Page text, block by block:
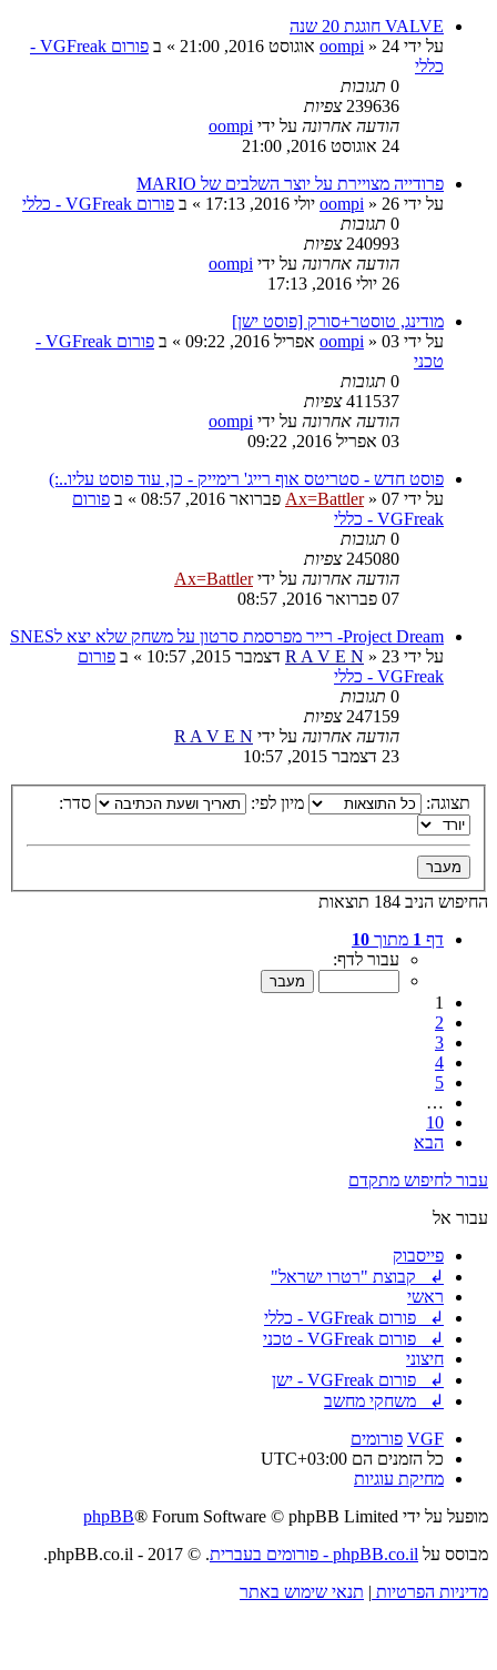
VALVE חוגגת 20 שנה
על ידי
oompi » 24 אוגוסט 2016, 21:00 » ב
פורום VGFreak -
כללי
0 תגובות
239636 צפיות
הודעה אחרונה על ידי oompi
24 אוגוסט 2016, 21:00
פרודייה מצויירת על יוצר השלבים של MARIO
על ידי
oompi » 26 יולי 2016, 17:13 » ב פורום VGFreak - כללי
0 תגובות
240993 צפיות
הודעה אחרונה על ידי oompi
26 יולי 2016, 17:13
מודינג, טוסטר+סורק [פוסט ישן]
על ידי
oompi » 03 אפריל 2016, 09:22 » ב
פורום VGFreak -
טכני
0 תגובות
411537 צפיות
הודעה אחרונה על ידי oompi
03 אפריל 2016, 09:22
פוסט חדש - סטריטס אוף רייג' רימייק - כן, עוד פוסט עליו..:)
על ידי
Ax=Battler» 07 פברואר 2016, 08:57 » ב פורום
VGFreak - כללי
0 תגובות
245080 צפיות
הודעה אחרונה על ידיAx=Battler
07 פברואר 2016, 08:57
Project Dream- רייר מפרסמת סרטון על משחק שלא יצא לSNES
על ידי
R A V E N » 23 דצמבר 2015, 10:57 » ב פורום
VGFreak - כללי
0 תגובות
247159 צפיות
הודעה אחרונה על ידי R A V E N
23 דצמבר 2015, 10:57
תצוגה: מיון לפי: סדר:
החיפוש הניב 184 תוצאות
דף 1 מתוך 10
עבור לדף:
1
2
3
4
5
…
10
הבא
עבור לחיפוש מתקדם
עבור אל
פייסבוק
↲ קבוצת "רטרו ישראל"
ראשי
↲ פורום VGFreak - כללי
↲ פורום VGFreak - טכני
חיצוני
↲ פורום VGFreak - ישן
↲ משחקי מחשב
VGF פורומים
כל הזמנים הם UTC+03:00
מחיקת עוגיות
מופעל על ידי
phpBB® Forum Software © phpBB Limited
מבוסס על phpBB.co.il - פורומים בעברית
. © 2017 - phpBB.co.il.
מדיניות הפרטיות | תנאי שימוש באתר